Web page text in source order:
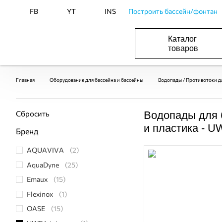
FB YT INS Построить бассейн/фонтан
Каталог
товаров
Главная Оборудование для бассейна и бассейны Водопады / Противотоки
Сбросить
Бренд
AQUAVIVA
(2)
AquaDyne
(25)
Emaux
(15)
Flexinox
(1)
OASE
(15)
Водопады для
и пластика -